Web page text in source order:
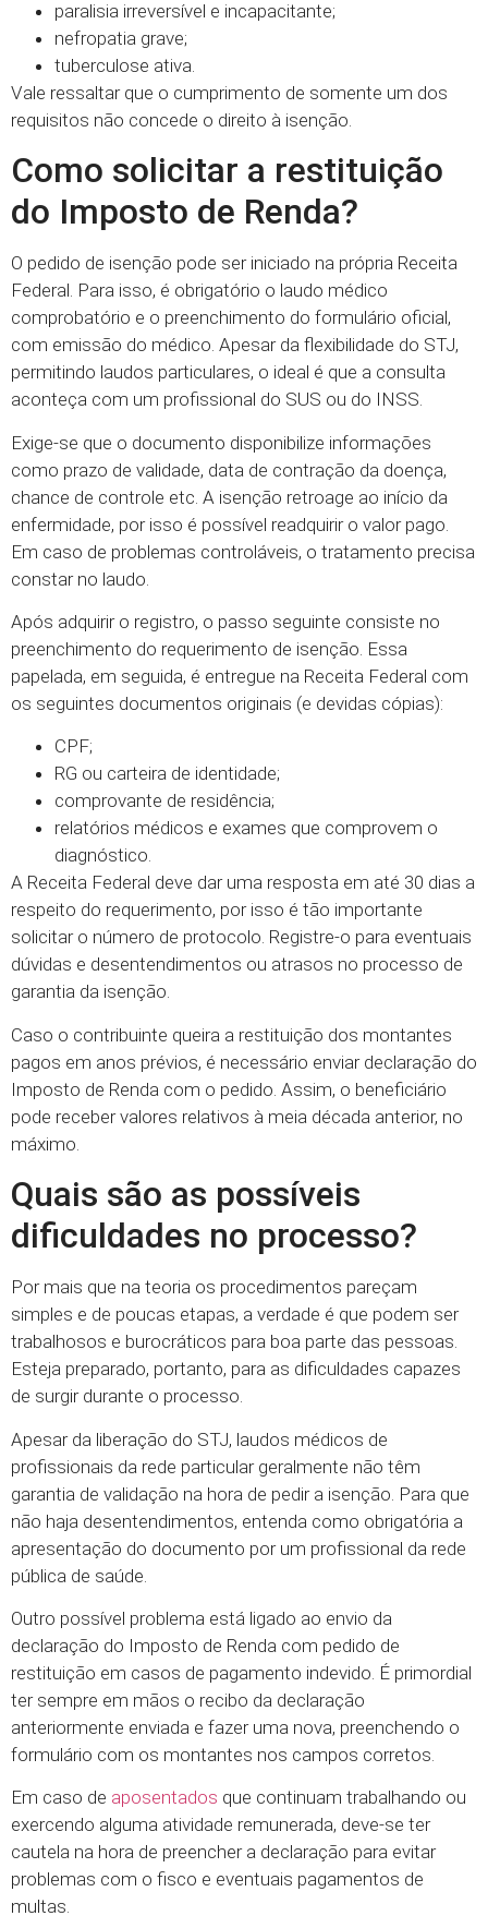
paralisia irreversível e incapacitante;
nefropatia grave;
tuberculose ativa.
Vale ressaltar que o cumprimento de somente um dos
requisitos não concede o direito à isenção.
Como solicitar a restituição
do Imposto de Renda?
O pedido de isenção pode ser iniciado na própria Receita
Federal. Para isso, é obrigatório o laudo médico
comprobatório e o preenchimento do formulário oficial,
com emissão do médico. Apesar da flexibilidade do STJ,
permitindo laudos particulares, o ideal é que a consulta
aconteça com um profissional do SUS ou do INSS.
Exige-se que o documento disponibilize informações
como prazo de validade, data de contração da doença,
chance de controle etc. A isenção retroage ao início da
enfermidade, por isso é possível readquirir o valor pago.
Em caso de problemas controláveis, o tratamento precisa
constar no laudo.
Após adquirir o registro, o passo seguinte consiste no
preenchimento do requerimento de isenção. Essa
papelada, em seguida, é entregue na Receita Federal com
os seguintes documentos originais (e devidas cópias):
CPF;
RG ou carteira de identidade;
comprovante de residência;
relatórios médicos e exames que comprovem o
diagnóstico.
A Receita Federal deve dar uma resposta em até 30 dias a
respeito do requerimento, por isso é tão importante
solicitar o número de protocolo. Registre-o para eventuais
dúvidas e desentendimentos ou atrasos no processo de
garantia da isenção.
Caso o contribuinte queira a restituição dos montantes
pagos em anos prévios, é necessário enviar declaração do
Imposto de Renda com o pedido. Assim, o beneficiário
pode receber valores relativos à meia década anterior, no
máximo.
Quais são as possíveis
dificuldades no processo?
Por mais que na teoria os procedimentos pareçam
simples e de poucas etapas, a verdade é que podem ser
trabalhosos e burocráticos para boa parte das pessoas.
Esteja preparado, portanto, para as dificuldades capazes
de surgir durante o processo.
Apesar da liberação do STJ, laudos médicos de
profissionais da rede particular geralmente não têm
garantia de validação na hora de pedir a isenção. Para que
não haja desentendimentos, entenda como obrigatória a
apresentação do documento por um profissional da rede
pública de saúde.
Outro possível problema está ligado ao envio da
declaração do Imposto de Renda com pedido de
restituição em casos de pagamento indevido. É primordial
ter sempre em mãos o recibo da declaração
anteriormente enviada e fazer uma nova, preenchendo o
formulário com os montantes nos campos corretos.
Em caso de aposentados que continuam trabalhando ou
exercendo alguma atividade remunerada, deve-se ter
cautela na hora de preencher a declaração para evitar
problemas com o fisco e eventuais pagamentos de
multas.